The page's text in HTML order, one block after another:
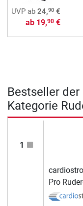
UVPab 24,90€
ab 19,90€
Bestseller
Kategorie
1
Pro